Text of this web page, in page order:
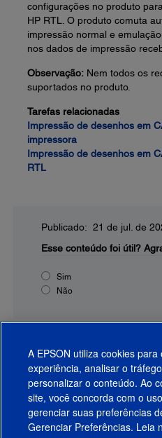
configurações no produto
HP RTL. O produto comuta
impressão normal e
nos dados de impressão
Observação: Nem todos os
suportados no produto.
Tarefas relacionadas
Impressão de desenhos em
impressora
Impressão de desenhos em
RTL
Publicado: 21 de jul. de
Esse conteúdo foi útil?
Sim
Não
Produtos
A EPSON utiliza cookies
experiência, analisar o
personalizar o conteúdo. Ao
site, você concorda com o
gerenciar suas preferências
Gerenciar Preferências. Leia